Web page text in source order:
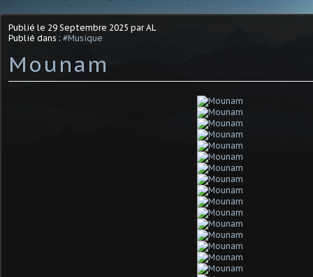
Publié le 29 Septembre 2025 par AL
Publié dans : #Musique
Mounam